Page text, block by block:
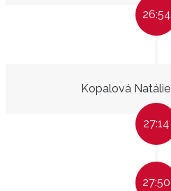
26:54
Kopalová Natálie
27:14
27:50